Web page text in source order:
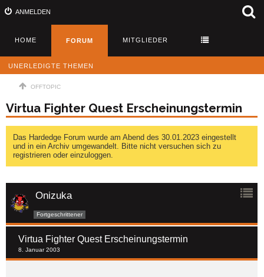
ANMELDEN
HOME FORUM MITGLIEDER
UNERLEDIGTE THEMEN
OFFTOPIC
Virtua Fighter Quest Erscheinungstermin
Das Hardedge Forum wurde am Abend des 30.01.2023 eingestellt
und in ein Archiv umgewandelt. Bitte nicht versuchen sich zu
registrieren oder einzuloggen.
Onizuka
Fortgeschrittener
Virtua Fighter Quest Erscheinungstermin
8. Januar 2003